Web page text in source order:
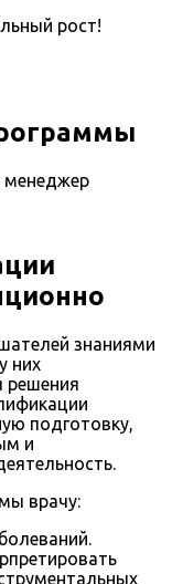
рост!
менеджер
знаниями
них
решения
подготовку,
и
врачу: